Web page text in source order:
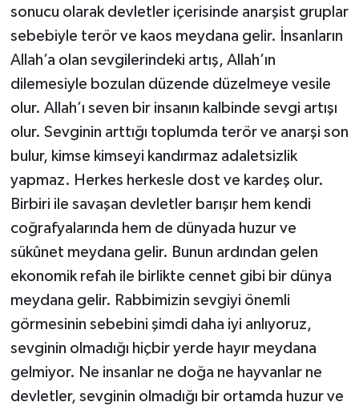
sonucu olarak devletler içerisinde anarşist gruplar
sebebiyle terör ve kaos meydana gelir. İnsanların
Allah’a olan sevgilerindeki artış, Allah’ın
dilemesiyle bozulan düzende düzelmeye vesile
olur. Allah’ı seven bir insanın kalbinde sevgi artışı
olur. Sevginin arttığı toplumda terör ve anarşi son
bulur, kimse kimseyi kandırmaz adaletsizlik
yapmaz. Herkes herkesle dost ve kardeş olur.
Birbiri ile savaşan devletler barışır hem kendi
coğrafyalarında hem de dünyada huzur ve
sükûnet meydana gelir. Bunun ardından gelen
ekonomik refah ile birlikte cennet gibi bir dünya
meydana gelir. Rabbimizin sevgiyi önemli
görmesinin sebebini şimdi daha iyi anlıyoruz,
sevginin olmadığı hiçbir yerde hayır meydana
gelmiyor. Ne insanlar ne doğa ne hayvanlar ne
devletler, sevginin olmadığı bir ortamda huzur ve